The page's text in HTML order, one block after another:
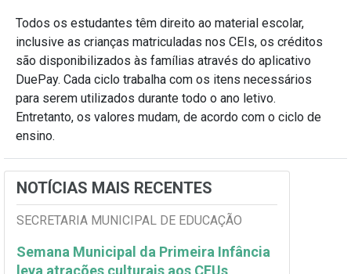
Todos os estudantes têm direito ao material escolar,
inclusive as crianças matriculadas nos CEIs, os créditos
são disponibilizados às famílias através do aplicativo
DuePay. Cada ciclo trabalha com os itens necessários
para serem utilizados durante todo o ano letivo.
Entretanto, os valores mudam, de acordo com o ciclo de
ensino.
NOTÍCIAS MAIS RECENTES
SECRETARIA MUNICIPAL DE EDUCAÇÃO
Semana Municipal da Primeira Infância
leva atrações culturais aos CEUs